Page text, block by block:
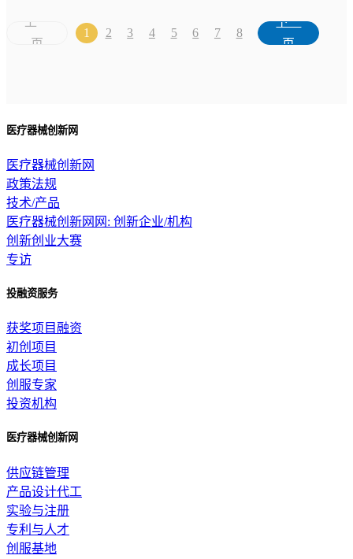
上一
页
1 2 3 4 5 6 7 8
下一
页
医疗器械创新网
医疗器械创新网
政策法规
技术/产品
医疗器械创新网网: 创新企业/机构
创新创业大赛
专访
投融资服务
获奖项目融资
初创项目
成长项目
创服专家
投资机构
医疗器械创新网
供应链管理
产品设计代工
实验与注册
专利与人才
创服基地